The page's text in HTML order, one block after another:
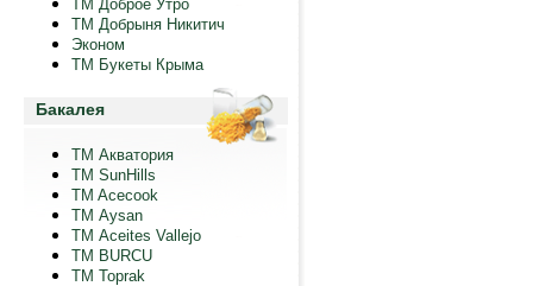
ТМ Доброе Утро
ТМ Добрыня Никитич
Эконом
ТМ Букеты Крыма
Бакалея
ТМ Акватория
ТМ SunHills
TM Acecook
ТМ Aysan
ТМ Aceites Vallejo
TM BURCU
TM Toprak